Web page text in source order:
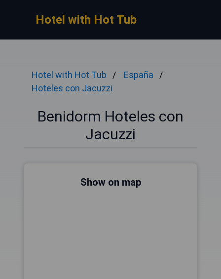
Hotel with Hot Tub
Hotel with Hot Tub
España
Hoteles con Jacuzzi
Benidorm Hoteles con
Jacuzzi
Show on map